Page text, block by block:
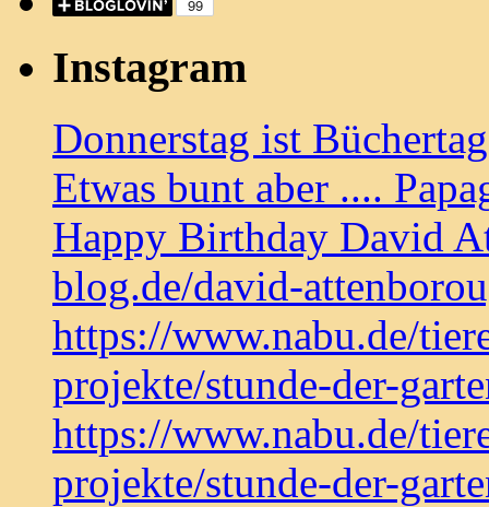
Instagram
Donnerstag ist
Etwas bunt aber ....
Happy Birthday David
blog.de/david-
https://www.nabu.de/
projekte/stunde-der-
https://www.nabu.de/
projekte/stunde-der-